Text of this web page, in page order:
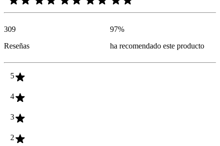
309
Reseñas
97%
ha recomendado este producto
5
4
3
2